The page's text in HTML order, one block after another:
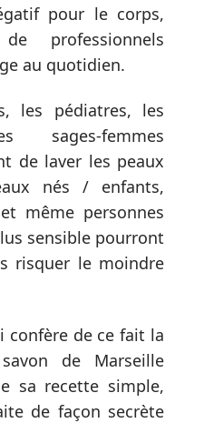
pour le corps,
professionnels
au quotidien.
les pédiatres, les
femmes
de laver les peaux
nés / enfants,
même personnes
sensible pourront
risquer le moindre
confère de ce fait la
de Marseille
sa recette simple,
de façon secrète